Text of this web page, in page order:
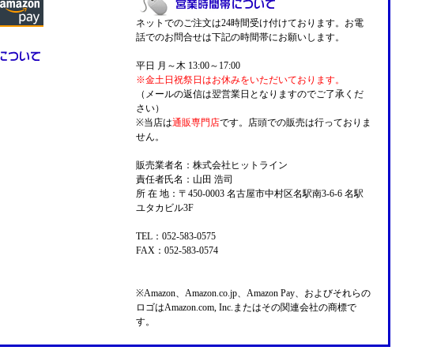
ネットでのご注文は24時間受け付けております。お電
話でのお問合せは下記の時間帯にお願いします。
平日 月～木 13:00～17:00
※金土日祝祭日はお休みをいただいております。
（メールの返信は翌営業日となりますのでご了承くだ
さい）
※当店は通販専門店です。店頭での販売は行っておりま
せん。
販売業者名：株式会社ヒットライン
責任者氏名：山田 浩司
所 在 地：〒450-0003 名古屋市中村区名駅南3-6-6 名駅
ユタカビル3F
TEL：052-583-0575
FAX：052-583-0574
※Amazon、Amazon.co.jp、Amazon Pay、およびそれらの
ロゴはAmazon.com, Inc.またはその関連会社の商標で
す。